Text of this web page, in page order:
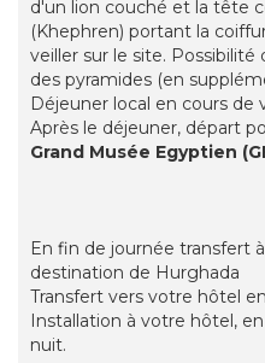
d'un lion couché et la tête
(Khephren) portant la
veiller sur le site.
des pyramides (en
Déjeuner local en cours de
Après le déjeuner, départ
Grand Musée Egyptien
En fin de journée transfert
destination de Hurghada
Transfert vers votre hôtel
Installation à votre hôtel,
nuit.